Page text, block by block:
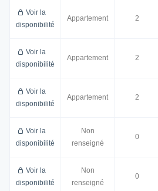
Voir la
disponibilité
Appartement 2
Voir la
disponibilité
Appartement 2
Voir la
disponibilité
Appartement 2
Voir la
disponibilité
Non
renseigné
0
Voir la
disponibilité
Non
renseigné
0